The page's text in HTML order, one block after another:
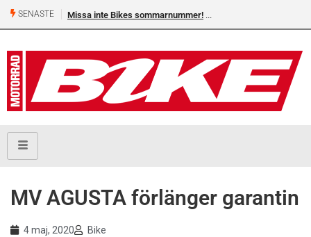
SENASTE Missa inte Bikes sommarnummer!
MV AGUSTA förlänger garantin
4 maj, 2020 Bike